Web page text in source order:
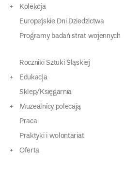
Kolekcja
Europejskie Dni Dziedzictwa
Programy badań strat wojennych
Roczniki Sztuki Śląskiej
Edukacja
Sklep/Księgarnia
Muzealnicy polecają
Praca
Praktyki i wolontariat
Oferta